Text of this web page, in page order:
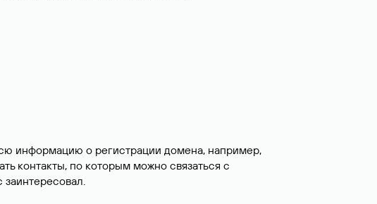
информацию о регистрации домена, например,
контакты, по которым можно связаться с